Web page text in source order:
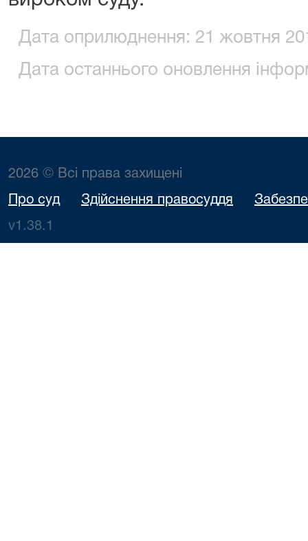
Дата оприлюднення: 21 жовтня
Дата останнього оновлення
2026 © Всі права захищені
Про суд Здійснення правосуддя
v1.38.1